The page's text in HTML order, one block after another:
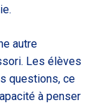
autre
Les élèves
questions, ce
à penser